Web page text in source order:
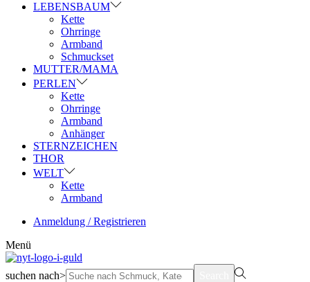
LEBENSBAUM
Kette
Ohrringe
Armband
Schmuckset
MUTTER/MAMA
PERLEN
Kette
Ohrringe
Armband
Anhänger
STERNZEICHEN
THOR
WELT
Kette
Armband
Anmeldung / Registrieren
Menü
suchen nach>